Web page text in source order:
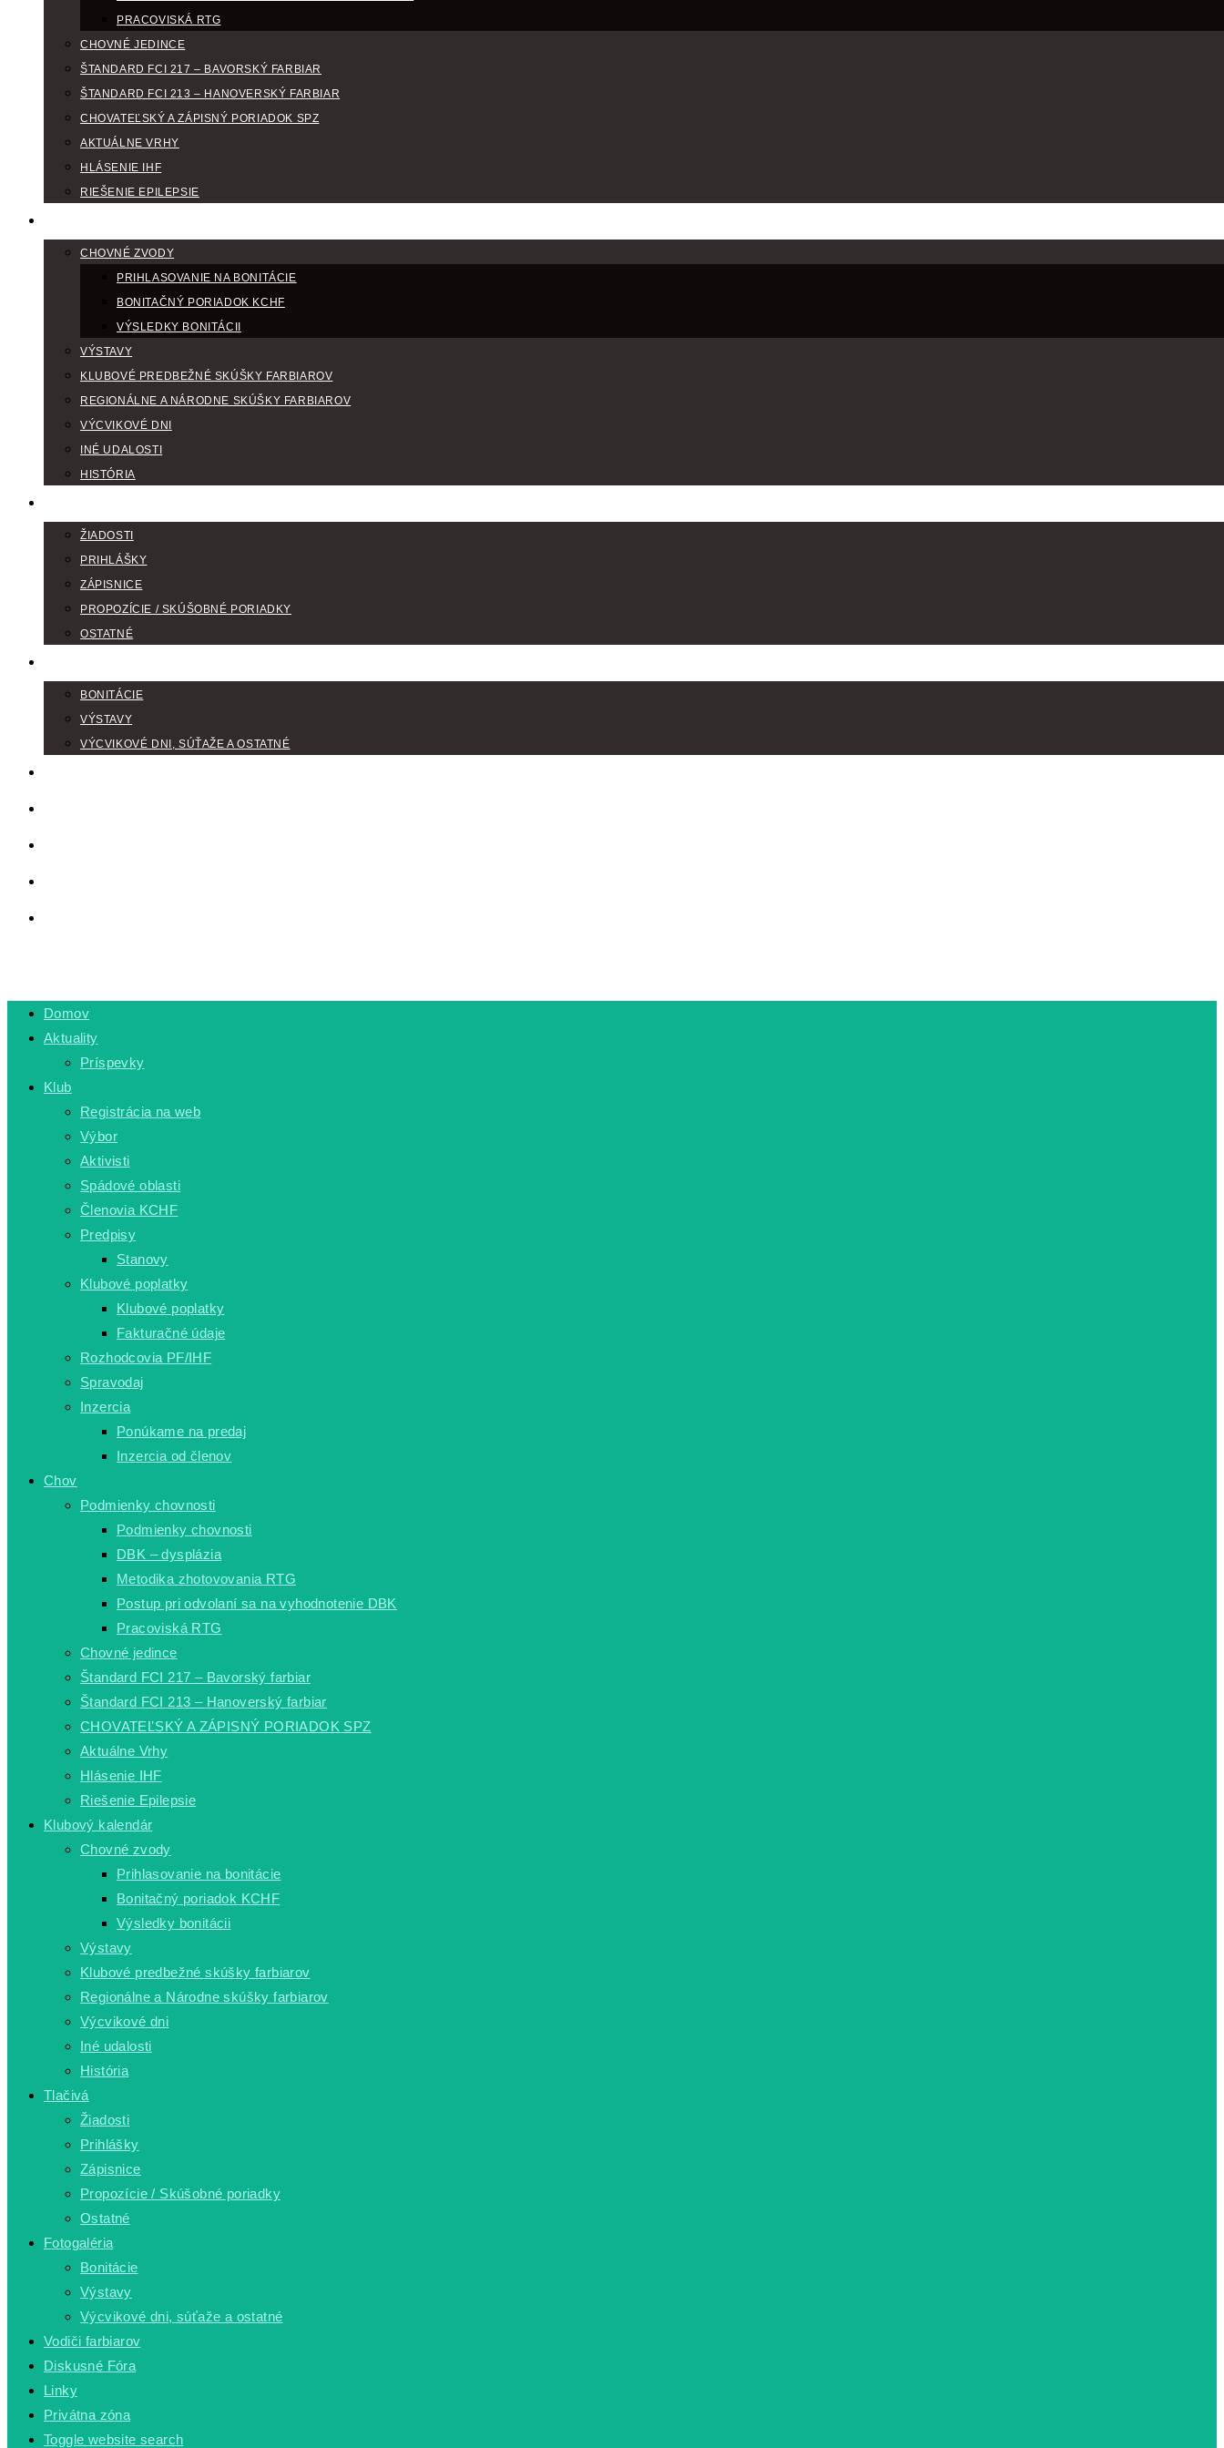
PRACOVISKÁ RTG
CHOVNÉ JEDINCE
ŠTANDARD FCI 217 – BAVORSKÝ FARBIAR
ŠTANDARD FCI 213 – HANOVERSKÝ FARBIAR
CHOVATEĽSKÝ A ZÁPISNÝ PORIADOK SPZ
AKTUÁLNE VRHY
HLÁSENIE IHF
RIEŠENIE EPILEPSIE
CHOVNÉ ZVODY
PRIHLASOVANIE NA BONITÁCIE
BONITAČNÝ PORIADOK KCHF
VÝSLEDKY BONITÁCII
VÝSTAVY
KLUBOVÉ PREDBEŽNÉ SKÚŠKY FARBIAROV
REGIONÁLNE A NÁRODNE SKÚŠKY FARBIAROV
VÝCVIKOVÉ DNI
INÉ UDALOSTI
HISTÓRIA
ŽIADOSTI
PRIHLÁŠKY
ZÁPISNICE
PROPOZÍCIE / SKÚŠOBNÉ PORIADKY
OSTATNÉ
BONITÁCIE
VÝSTAVY
VÝCVIKOVÉ DNI, SÚŤAŽE A OSTATNÉ
Domov
Aktuality
Príspevky
Klub
Registrácia na web
Výbor
Aktivisti
Spádové oblasti
Členovia KCHF
Predpisy
Stanovy
Klubové poplatky
Klubové poplatky
Fakturačné údaje
Rozhodcovia PF/IHF
Spravodaj
Inzercia
Ponúkame na predaj
Inzercia od členov
Chov
Podmienky chovnosti
Podmienky chovnosti
DBK – dysplázia
Metodika zhotovovania RTG
Postup pri odvolaní sa na vyhodnotenie DBK
Pracoviská RTG
Chovné jedince
Štandard FCI 217 – Bavorský farbiar
Štandard FCI 213 – Hanoverský farbiar
CHOVATEĽSKÝ A ZÁPISNÝ PORIADOK SPZ
Aktuálne Vrhy
Hlásenie IHF
Riešenie Epilepsie
Klubový kalendár
Chovné zvody
Prihlasovanie na bonitácie
Bonitačný poriadok KCHF
Výsledky bonitácii
Výstavy
Klubové predbežné skúšky farbiarov
Regionálne a Národne skúšky farbiarov
Výcvikové dni
Iné udalosti
História
Tlačivá
Žiadosti
Prihlášky
Zápisnice
Propozície / Skúšobné poriadky
Ostatné
Fotogaléria
Bonitácie
Výstavy
Výcvikové dni, súťaže a ostatné
Vodiči farbiarov
Diskusné Fóra
Linky
Privátna zóna
Toggle website search